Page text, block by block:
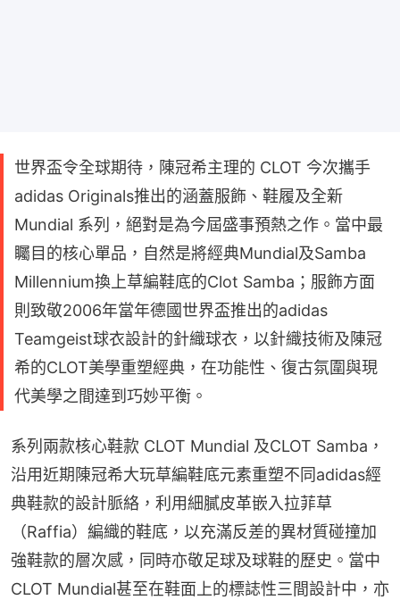
世界盃令全球期待，陳冠希主理的 CLOT 今次攜手
adidas Originals推出的涵蓋服飾、鞋履及全新
Mundial 系列，絕對是為今屆盛事預熱之作。當中最
矚目的核心單品，自然是將經典Mundial及Samba
Millennium換上草編鞋底的Clot Samba；服飾方面
則致敬2006年當年德國世界盃推出的adidas
Teamgeist球衣設計的針織球衣，以針織技術及陳冠
希的CLOT美學重塑經典，在功能性、復古氛圍與現
代美學之間達到巧妙平衡。
系列兩款核心鞋款 CLOT Mundial 及CLOT Samba，
沿用近期陳冠希大玩草編鞋底元素重塑不同adidas經
典鞋款的設計脈絡，利用細膩皮革嵌入拉菲草
（Raffia）編織的鞋底，以充滿反差的異材質碰撞加
強鞋款的層次感，同時亦敬足球及球鞋的歷史。當中
CLOT Mundial甚至在鞋面上的標誌性三間設計中，亦